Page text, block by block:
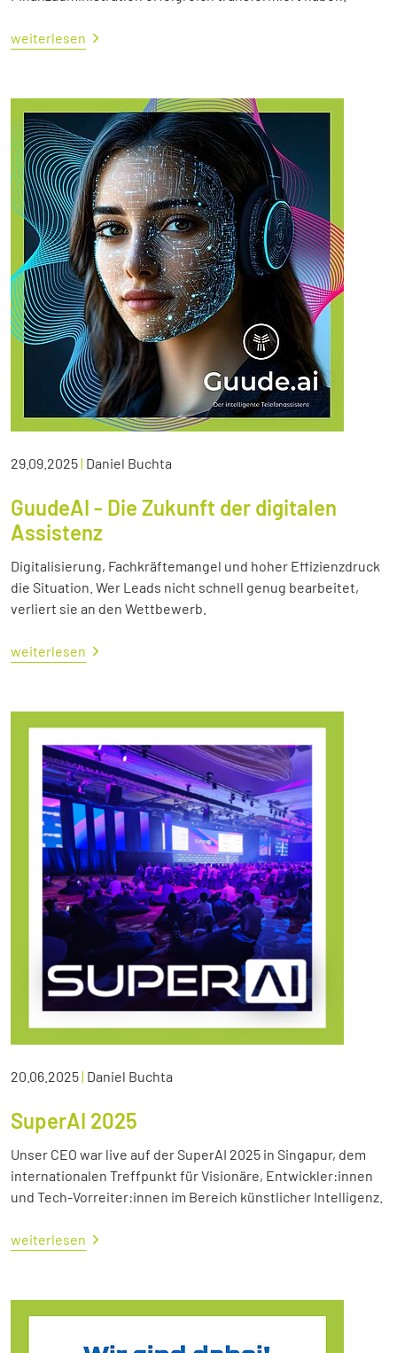
weiterlesen
29.09.2025| Daniel Buchta
GuudeAI - Die Zukunft der digitalen
Assistenz
Digitalisierung, Fachkräftemangel und hoher Effizienzdruck
die Situation. Wer Leads nicht schnell genug bearbeitet,
verliert sie an den Wettbewerb.
weiterlesen
20.06.2025| Daniel Buchta
SuperAI 2025
Unser CEO war live auf der SuperAI 2025 in Singapur, dem
internationalen Treffpunkt für Visionäre, Entwickler:innen
und Tech-Vorreiter:innen im Bereich künstlicher Intelligenz.
weiterlesen